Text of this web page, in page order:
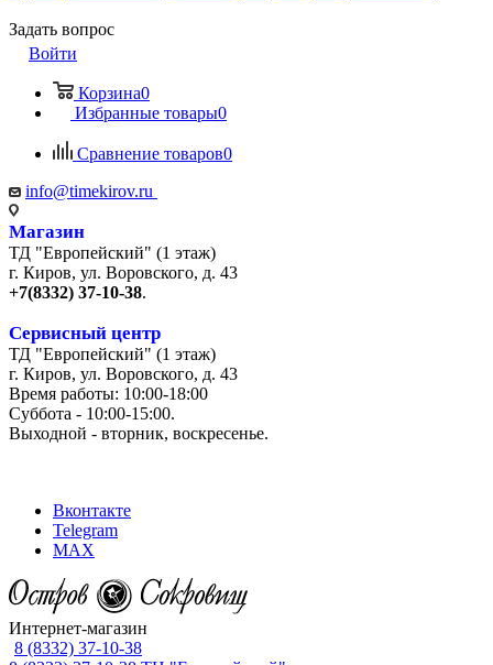
Задать вопрос
Войти
Корзина0
Избранные товары0
Сравнение товаров0
info@timekirov.ru
Магазин
ТД "Европейский" (1 этаж)
г. Киров, ул. Воровского, д. 43
+7(8332) 37-10-38.
Сервисный центр
ТД "Европейский" (1 этаж)
г. Киров, ул. Воровского, д. 43
Время работы: 10:00-18:00
Суббота - 10:00-15:00.
Выходной - вторник, воскресенье.
Вконтакте
Telegram
MAX
Интернет-магазин
8 (8332) 37-10-38